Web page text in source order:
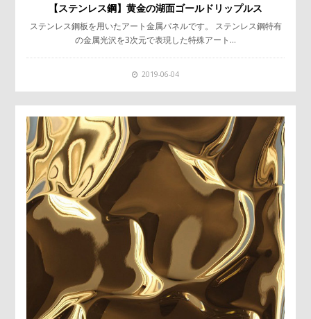
【ステンレス鋼】黄金の湖面ゴールドリップルス
ステンレス鋼板を用いたアート金属パネルです。 ステンレス鋼特有
の金属光沢を3次元で表現した特殊アート…
2019-06-04